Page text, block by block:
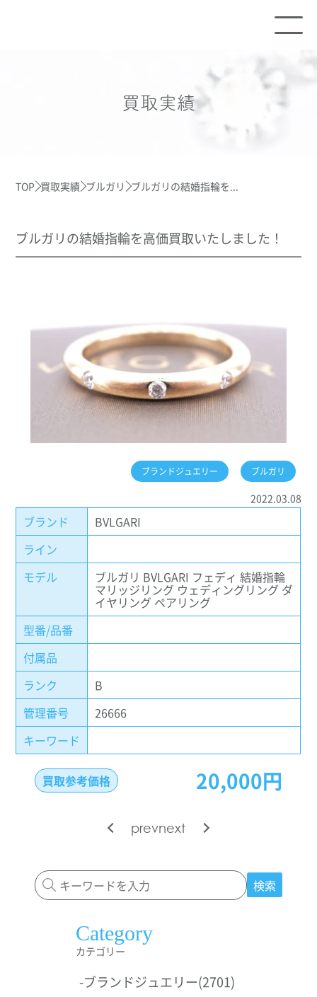
買取実績
TOP 買取実績 ブルガリ ブルガリの結婚指輪を...
ブルガリの結婚指輪を高価買取いたしました！
ブランドジュエリー ブルガリ
2022.03.08
ブランド
BVLGARI
ライン
モデル
ブルガリ BVLGARI フェディ 結婚指輪
マリッジリング ウェディングリング ダ
イヤリング ペアリング
型番/品番
付属品
ランク
B
管理番号
26666
キーワード
買取参考価格 20,000円
prevnext
検索
Category
カテゴリー
-ブランドジュエリー(2701)